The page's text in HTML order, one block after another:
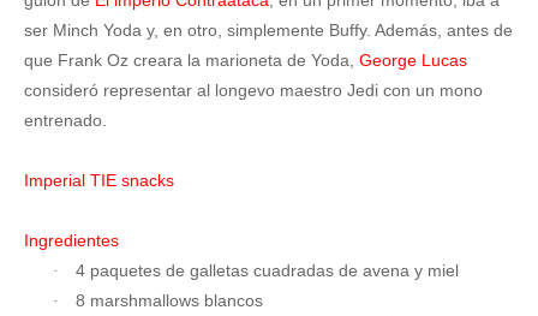
ser Minch Yoda y, en otro, simplemente Buffy. Además, antes de
que Frank Oz creara la marioneta de Yoda, George Lucas
consideró representar al longevo maestro Jedi con un mono
entrenado.
Imperial TIE snacks
Ingredientes
· 4 paquetes de galletas cuadradas de avena y miel
· 8 marshmallows blancos